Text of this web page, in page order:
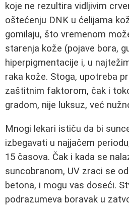
koje ne rezultira vidljivim
oštećenju DNK u ćelijama
gomilaju, što vremenom
starenja kože (pojave bora,
hiperpigmentacije i, u
raka kože. Stoga, upotreba
zaštitnim faktorom, čak i
gradom, nije luksuz, već
Mnogi lekari ističu da bi
izbegavati u najjačem
15 časova. Čak i kada se
suncobranom, UV zraci se
betona, i mogu vas doseći.
podrazumeva boravak u